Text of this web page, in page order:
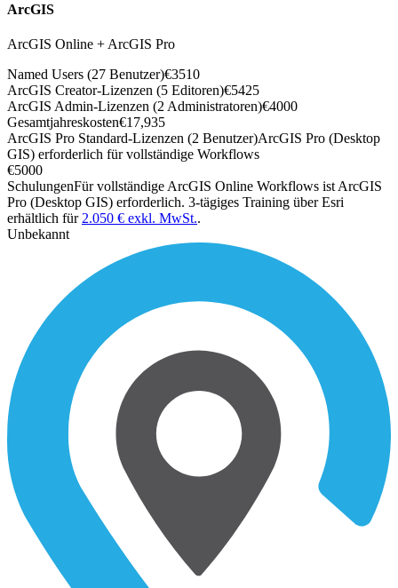
ArcGIS
ArcGIS Online + ArcGIS Pro
Named Users (27 Benutzer)€3510
ArcGIS Creator-Lizenzen (5 Editoren)€5425
ArcGIS Admin-Lizenzen (2 Administratoren)€4000
Gesamtjahreskosten€17,935
ArcGIS Pro Standard-Lizenzen (2 Benutzer)ArcGIS Pro (Desktop
GIS) erforderlich für vollständige Workflows
€5000
SchulungenFür vollständige ArcGIS Online Workflows ist ArcGIS
Pro (Desktop GIS) erforderlich. 3-tägiges Training über Esri
erhältlich für 2.050 € exkl. MwSt..
Unbekannt